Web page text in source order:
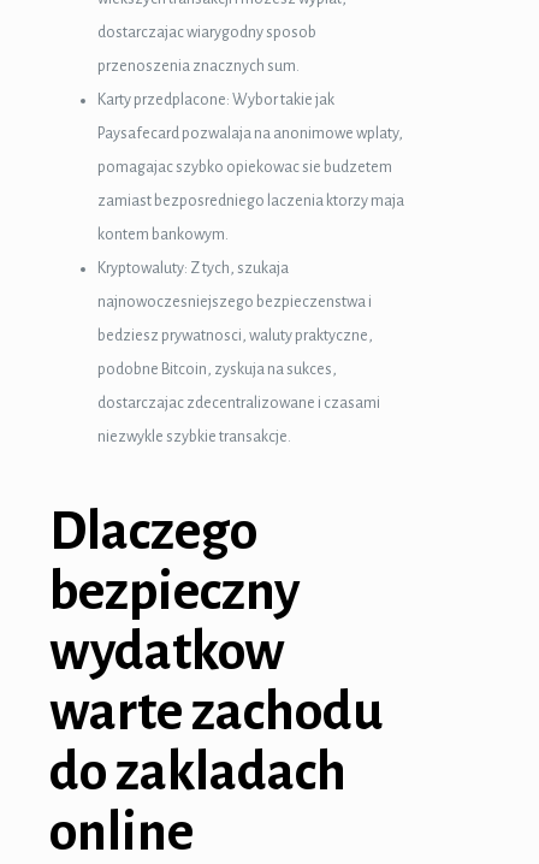
dostarczajac wiarygodny sposob
przenoszenia znacznych sum.
Karty przedplacone: Wybor takie jak
Paysafecard pozwalaja na anonimowe wplaty,
pomagajac szybko opiekowac sie budzetem
zamiast bezposredniego laczenia ktorzy maja
kontem bankowym.
Kryptowaluty: Z tych, szukaja
najnowoczesniejszego bezpieczenstwa i
bedziesz prywatnosci, waluty praktyczne,
podobne Bitcoin, zyskuja na sukces,
dostarczajac zdecentralizowane i czasami
niezwykle szybkie transakcje.
Dlaczego
bezpieczny
wydatkow
warte zachodu
do zakladach
online